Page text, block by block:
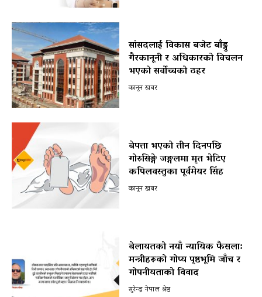
सांसदलाई विकास बजेट बाँड्नु
गैरकानूनी र अधिकारको विचलन
भएको सर्वोच्चको ठहर
कानून खबर
बेपत्ता भएको तीन दिनपछि
गोरुसिङ्गे जङ्गलमा मृत भेटिए
कपिलवस्तुका पूर्वमेयर सिंह
कानून खबर
बेलायतको नयाँ न्यायिक फैसला:
मन्त्रीहरूको गोप्य पृष्ठभूमि जाँच र
गोपनीयताको विवाद
सुरेन्द्र नेपाल श्रेष्ठ